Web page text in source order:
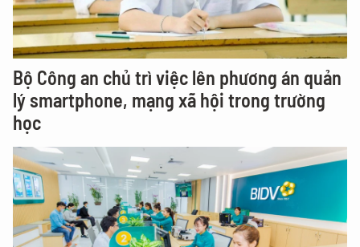
Bộ Công an chủ trì việc lên phương án quản
lý smartphone, mạng xã hội trong trường
học